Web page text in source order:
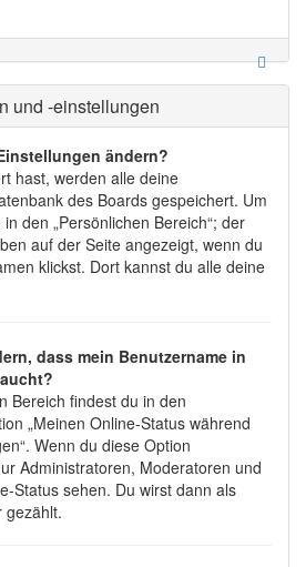
und -einstellungen
ändern?
hast, werden alle deine
des Boards gespeichert. Um
den „Persönlichen Bereich“; der
auf der Seite angezeigt, wenn du
klickst. Dort kannst du alle deine
dass mein Benutzername in
Bereich findest du in den
„Meinen Online-Status während
Wenn du diese Option
Administratoren, Moderatoren und
Status sehen. Du wirst dann als
gezählt.